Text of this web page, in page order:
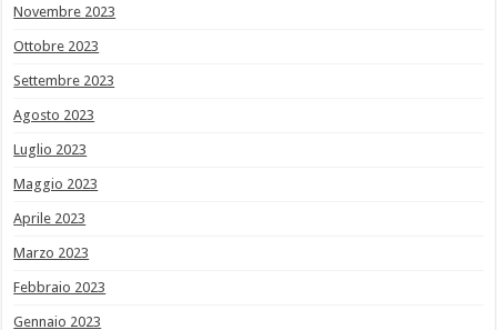
Novembre 2023
Ottobre 2023
Settembre 2023
Agosto 2023
Luglio 2023
Maggio 2023
Aprile 2023
Marzo 2023
Febbraio 2023
Gennaio 2023